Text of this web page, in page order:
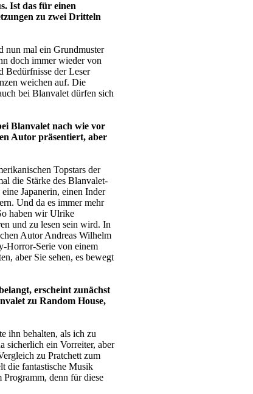
Ist das für einen
zu zwei Dritteln
nun mal ein Grundmuster
doch immer wieder von
Bedürfnisse der Leser
weichen auf. Die
bei Blanvalet dürfen sich
Blanvalet nach wie vor
Autor präsentiert, aber
Topstars der
die Stärke des Blanvalet-
Japanerin, einen Inder
Und da es immer mehr
haben wir Ulrike
und zu lesen sein wird. In
Autor Andreas Wilhelm
Horror-Serie von einem
aber Sie sehen, es bewegt
erscheint zunächst
zu Random House,
ihn behalten, als ich zu
sicherlich ein Vorreiter, aber
zu Pratchett zum
die fantastische Musik
denn für diese